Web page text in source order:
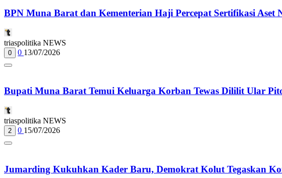
BPN Muna Barat dan Kementerian Haji Percepat Sertifikasi Aset
triaspolitika NEWS
0 0 13/07/2026
Bupati Muna Barat Temui Keluarga Korban Tewas Dililit Ular
triaspolitika NEWS
2 0 15/07/2026
Jumarding Kukuhkan Kader Baru, Demokrat Kolut Tegaskan